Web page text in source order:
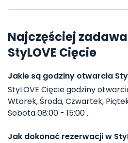
Najczęściej
StyLOVE Cięcie
Jakie są godziny otwarcia
StyLOVE Cięcie godziny
Wtorek, Środa, Czwartek,
Sobota 08:00 - 15:00 .
Jak dokonać rezerwacji w